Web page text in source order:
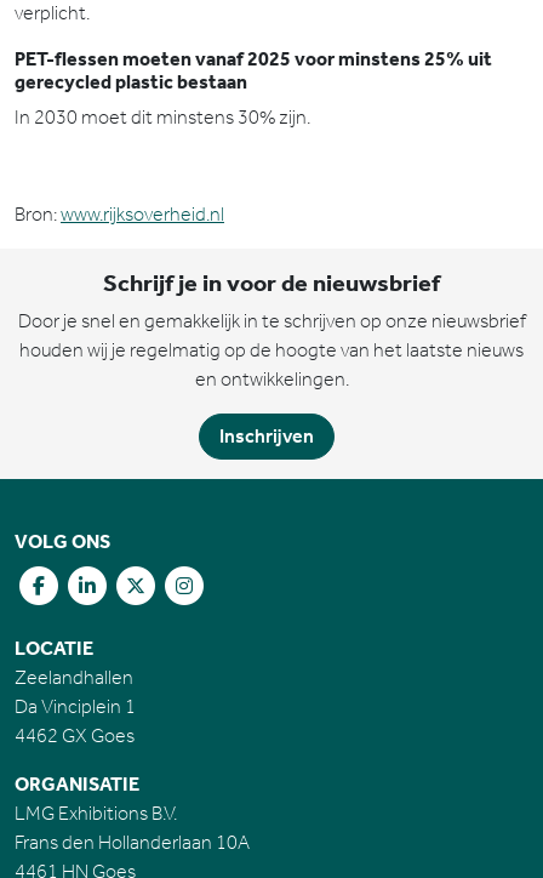
verplicht.
PET-flessen moeten vanaf 2025 voor minstens 25% uit
gerecycled plastic bestaan
In 2030 moet dit minstens 30% zijn.
Bron:www.rijksoverheid.nl
Schrijf je in voor de nieuwsbrief
Door je snel en gemakkelijk in te schrijven op onze nieuwsbrief
houden wij je regelmatig op de hoogte van het laatste nieuws
en ontwikkelingen.
Inschrijven
VOLG ONS
LOCATIE
Zeelandhallen
Da Vinciplein 1
4462 GX Goes
ORGANISATIE
LMG Exhibitions B.V.
Frans den Hollanderlaan 10A
4461 HN Goes